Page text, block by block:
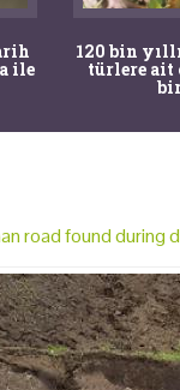
ile
120 bin
türlere ait
road found during